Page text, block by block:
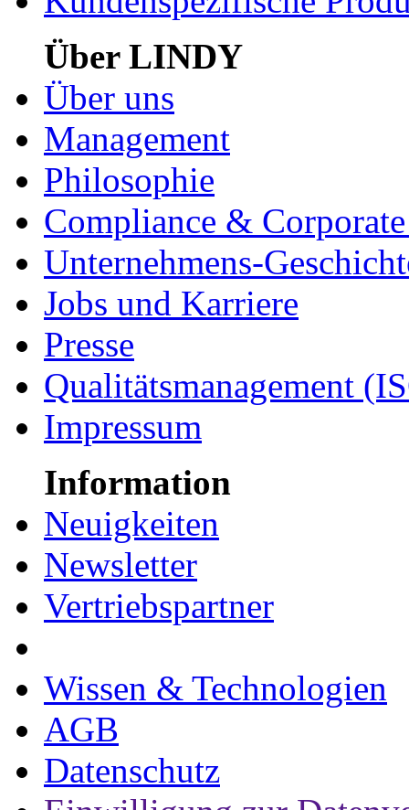
Über LINDY
Über uns
Management
Philosophie
Compliance &
Unternehmens-
Jobs und Karriere
Presse
Qualitätsmanagement
Impressum
Information
Neuigkeiten
Newsletter
Vertriebspartner
Wissen & Technologien
AGB
Datenschutz